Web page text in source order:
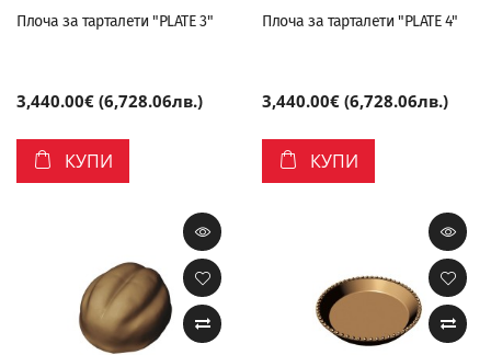
Плоча за тарталети "PLATE 3"
3,440.00€ (6,728.06лв.)
КУПИ
Плоча за тарталети "PLATE 4"
3,440.00€ (6,728.06лв.)
КУПИ